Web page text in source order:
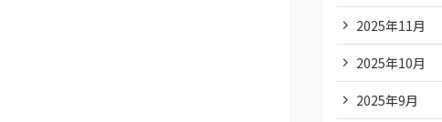
2025年11月
2025年10月
2025年9月